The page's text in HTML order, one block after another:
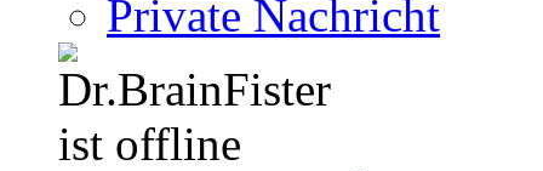
Private Nachricht